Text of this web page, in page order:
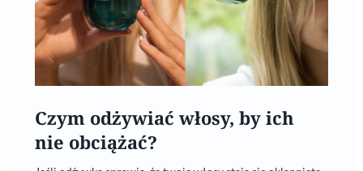
Czym odżywiać włosy, by ich
nie obciążać?